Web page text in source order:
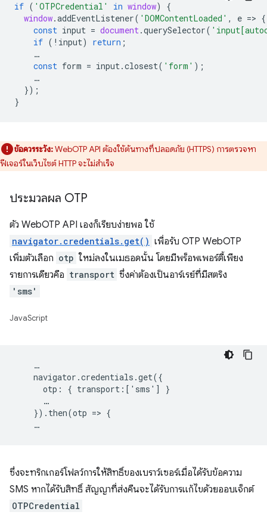
if ( 'OTPCredential' in window)
{
window.addEventListener( 'DOMContentLoaded' , e => {
const input = document.querySelector(
if ( ! input) return ;
…
const form = input.closest( 'form' );
…
});
}
ข้อควรระวัง:WebOTP API ต้องใช้ต้นทางที่ปลอดภัย (HTTPS) การตรวจหา
ฟีเจอร์ในเว็บไซต์ HTTP จะไม่สำเร็จ
ประมวลผล OTP
ตัว WebOTP API เองก็เรียบง่ายพอ ใช้
navigator.credentials.get() เพื่อรับ OTP WebOTP
เพิ่มตัวเลือก otp ใหม่ลงในเมธอดนั้น โดยมีพร็อพเพอร์ตี้เพียง
รายการเดียวคือ transport ซึ่งค่าต้องเป็นอาร์เรย์ที่มีสตริง
'sms'
JavaScript
    …
    navigator.credentials.get({
      otp: { transport:['sms'] }
      …
    }).then(otp => {
ซึ่งจะทริกเกอร์โฟลว์การให้สิทธิ์ของเบราว์เซอร์เมื่อได้รับข้อความ
SMS หากได้รับสิทธิ์ สัญญาที่ส่งคืนจะได้รับการแก้ไขด้วยออบเจ็กต์
OTPCredential